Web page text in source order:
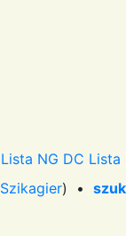
Lista NG DC Lista
Szikagier) •